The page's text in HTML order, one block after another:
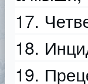
17.
18.
19.